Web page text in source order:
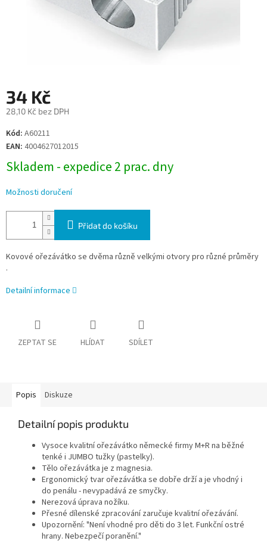
34 Kč
28,10 Kč bez DPH
Měrná
cena:
Kód: A60211
EAN: 4004627012015
Skladem - expedice 2 prac. dny
Možnosti doručení
Přidat do košíku
Kovové ořezávátko se dvěma různě velkými otvory pro různé průměry
.
Detailní informace
ZEPTAT SE HLÍDAT SDÍLET
Popis Diskuze
Detailní popis produktu
Vysoce kvalitní ořezávátko německé firmy M+R na běžné
tenké i JUMBO tužky (pastelky).
Tělo ořezávátka je z magnesia.
Ergonomický tvar ořezávátka se dobře drží a je vhodný i
do penálu - nevypadává ze smyčky.
Nerezová úprava nožíku.
Přesné dílenské zpracování zaručuje kvalitní ořezávání.
Upozornění: "Není vhodné pro děti do 3 let. Funkční ostré
hrany. Nebezpečí poranění."